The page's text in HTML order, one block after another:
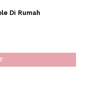
Di Rumah